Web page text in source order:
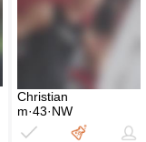
Christian
m·43·NW